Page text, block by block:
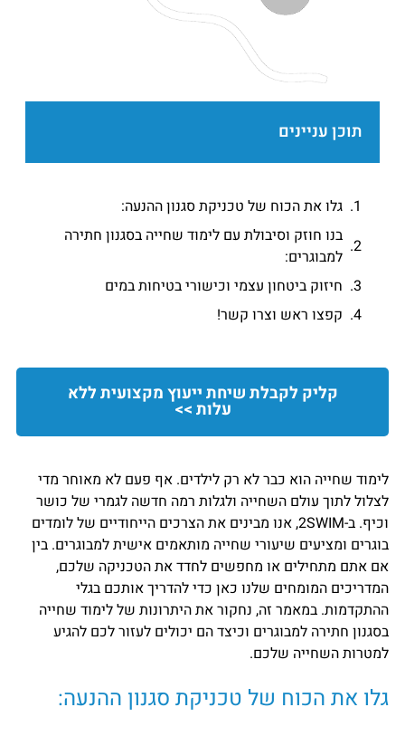
תוכן עניינים
גלו את הכוח של טכניקת סגנון ההנעה:
בנו חוזק וסיבולת עם לימוד שחייה בסגנון חתירה
למבוגרים:
חיזוק ביטחון עצמי וכישורי בטיחות במים
קפצו ראש וצרו קשר!
קליק לקבלת שיחת ייעוץ מקצועית ללא
עלות >>
לימוד שחייה הוא כבר לא רק לילדים. אף פעם לא מאוחר מדי
לצלול לתוך עולם השחייה ולגלות רמה חדשה לגמרי של כושר
וכיף. ב-2SWIM, אנו מבינים את הצרכים הייחודיים של לומדים
בוגרים ומציעים שיעורי שחייה מותאמים אישית למבוגרים. בין
אם אתם מתחילים או מחפשים לחדד את הטכניקה שלכם,
המדריכים המומחים שלנו כאן כדי להדריך אותכם בגלי
ההתקדמות. במאמר זה, נחקור את היתרונות של לימוד שחייה
בסגנון חתירה למבוגרים וכיצד הם יכולים לעזור לכם להגיע
למטרות השחייה שלכם.
גלו את הכוח של טכניקת סגנון ההנעה: